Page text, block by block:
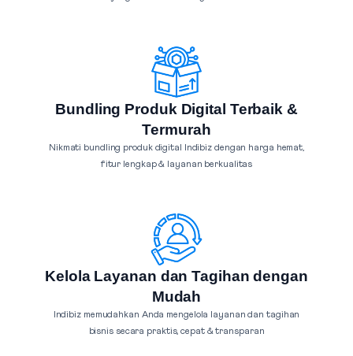
Bundling Produk Digital Terbaik &
Termurah
Nikmati bundling produk digital Indibiz dengan harga hemat,
fitur lengkap & layanan berkualitas
Kelola Layanan dan Tagihan dengan
Mudah
Indibiz memudahkan Anda mengelola layanan dan tagihan
bisnis secara praktis, cepat & transparan